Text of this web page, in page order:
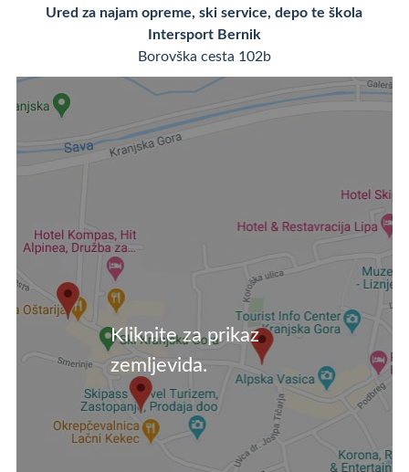
Ured za najam opreme, ski service, depo te škola
Intersport Bernik
Borovška cesta 102b
Kliknite za prikaz
zemljevida.